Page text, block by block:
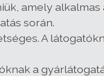
amely
során.
A
a